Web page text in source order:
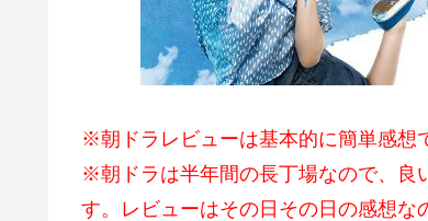
※朝ドラレビューは基本的に簡単感想
※朝ドラは半年間の長丁場なので、良
す。レビューはその日その日の感想な